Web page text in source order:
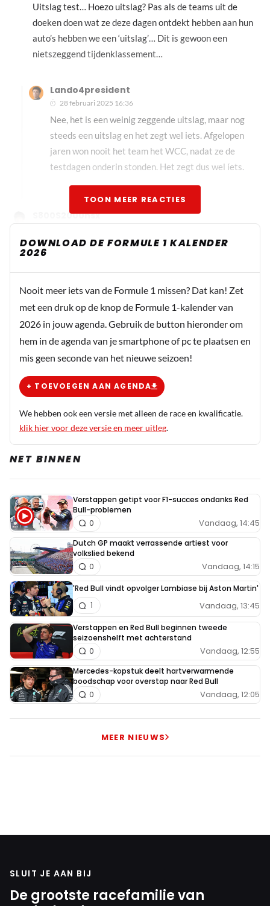
Uitslag test… Hoezo uitslag? Pas als de teams uit de
doeken doen wat ze deze dagen ontdekt hebben aan hun
auto’s hebben we een ‘uitslag’… Dit is gewoon een
nietszeggend tijdenklassement…
Lando4president
28 februari 2025 16:36
Nee, het is een weinig zeggende uitslag, maar nog
steeds een uitslag en het zegt wel iets. Afgelopen
jaren won nooit het team het WCC, nadat ze de
testdagen onderin stonden. Het zegt dus wel íets.
S800S2000nsx
De 1ste 8 zijn allemaal van een verschillende renstal, zou
WickedGirl
28 februari 2025 16:31
Tja representatief voor Melbourne is deze test natuurlijk
niet. Denk niet dat Alpine en Williams daar een rol van
zelfvertrouwen die waren om 16.30 al de pitbox aan het
Meepraten? Dat kan! Je hoeft je alleen maar aan te
melden met een RN365-account.
INLOGGEN AANMELDEN
TOON MEER REACTIES
DOWNLOAD DE FORMULE 1 KALENDER
2026
Nooit meer iets van de Formule 1 missen? Dat kan! Zet
met een druk op de knop de Formule 1-kalender van
2026 in jouw agenda. Gebruik de button hieronder om
hem in de agenda van je smartphone of pc te plaatsen en
mis geen seconde van het nieuwe seizoen!
+ TOEVOEGEN AAN AGENDA
We hebben ook een versie met alleen de race en kwalificatie.
klik hier voor deze versie en meer uitleg.
NET BINNEN
Verstappen getipt voor F1-succes ondanks Red
Bull-problemen
Vandaag, 14:45
0
Dutch GP maakt verrassende artiest voor
volkslied bekend
Vandaag, 14:15
0
'Red Bull vindt opvolger Lambiase bij Aston Martin'
Vandaag, 13:45
1
Verstappen en Red Bull beginnen tweede
seizoenshelft met achterstand
Vandaag, 12:55
0
Mercedes-kopstuk deelt hartverwarmende
boodschap voor overstap naar Red Bull
Vandaag, 12:05
0
MEER NIEUWS
SLUIT JE AAN BIJ
De grootste racefamilie van